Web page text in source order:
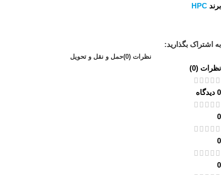
برند HPC
به اشتراک بگذارید:
نظرات (0) حمل و نقل و تحویل
نظرات (0)
0 دیدگاه
0
0
0